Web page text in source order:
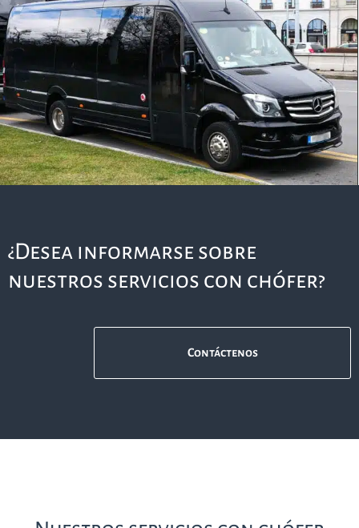
¿Desea informarse sobre
nuestros servicios con chófer?
Contáctenos